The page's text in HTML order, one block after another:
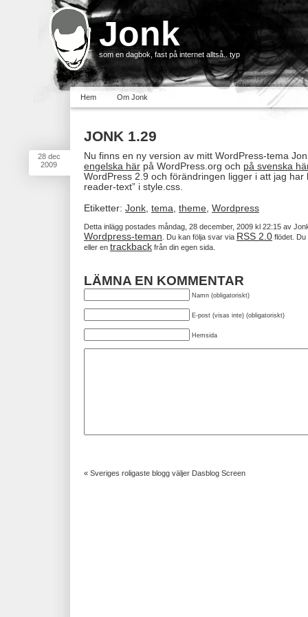
Jonk
som en dagbok, fast på internet alltså.. typ
Hem Om Jonk
28 dec
2009
JONK 1.29
Nu finns en ny version av mitt WordPress-tema
engelska här på WordPress.org och på svenska
WordPress 2.9 och förändringen ligger i att jag har
reader-text” i style.css.
Etiketter: Jonk, tema, theme, Wordpress
Detta inlägg postades måndag, 28 december, 2009 kl 22:15 av
Wordpress-teman . Du kan följa svar via RSS 2.0 flödet.
eller en trackback från din egen sida.
LÄMNA EN KOMMENTAR
Namn (obligatoriskt)
E-post (visas inte) (obligatoriskt)
Hemsida
« Sveriges roligaste blogg väljer Dasblog Screen